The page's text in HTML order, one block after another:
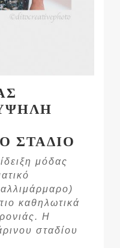
ΣΤΑΔΙΟ
μόδας
καθηλωτικά
Η
σταδίου